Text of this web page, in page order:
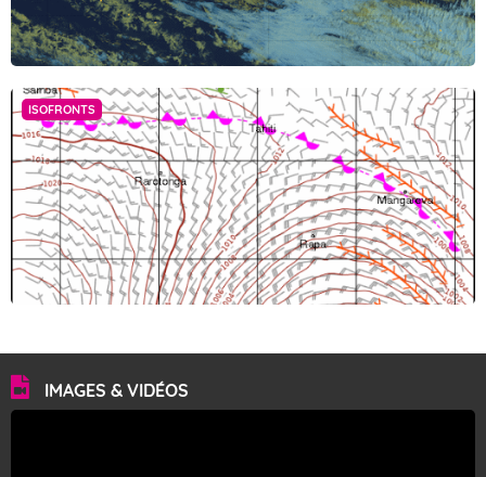
monendum non modo aperte sed etiam acriter, si res postulabit, et
adhibitae pareatur.
formidatam haut ita dudum alimentorum inopiam pellerentur ab urbe
praecipites, sectatoribus disciplinarum liberalium inpendio paucis
sine respiratione ulla extrusis, tenerentur minimarum adseclae veri,
quique id simularunt ad tempus, et tria milia saltatricum ne
interpellata quidem cum choris totidemque remanerent magistris.
Fermer
ISOFRONTS
IMAGES & VIDÉOS